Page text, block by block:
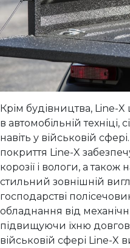
Крім будівництва, Line-
в автомобільній техніці,
навіть у військовій
покриття Line-X
корозії і вологи, а також
стильний зовнішній
господарстві
обладнання від
підвищуючи їхню
військовій сфері Line-X